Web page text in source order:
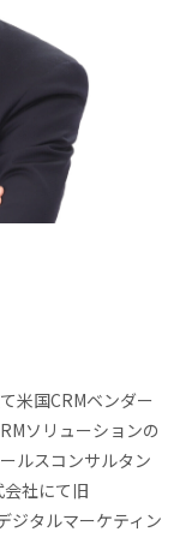
米国CRMベンダー
ソリューションの
ルスコンサルタン
社にて旧
タルマーケティン